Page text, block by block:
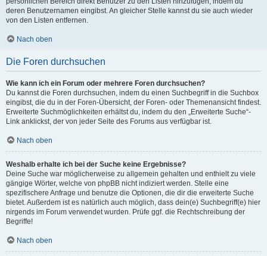
deren Benutzernamen eingibst. An gleicher Stelle kannst du sie auch wieder
von den Listen entfernen.
Nach oben
Die Foren durchsuchen
Wie kann ich ein Forum oder mehrere Foren durchsuchen?
Du kannst die Foren durchsuchen, indem du einen Suchbegriff in die Suchbox
eingibst, die du in der Foren-Übersicht, der Foren- oder Themenansicht findest.
Erweiterte Suchmöglichkeiten erhältst du, indem du den „Erweiterte Suche“-
Link anklickst, der von jeder Seite des Forums aus verfügbar ist.
Nach oben
Weshalb erhalte ich bei der Suche keine Ergebnisse?
Deine Suche war möglicherweise zu allgemein gehalten und enthielt zu viele
gängige Wörter, welche von phpBB nicht indiziert werden. Stelle eine
spezifischere Anfrage und benutze die Optionen, die dir die erweiterte Suche
bietet. Außerdem ist es natürlich auch möglich, dass dein(e) Suchbegriff(e) hier
nirgends im Forum verwendet wurden. Prüfe ggf. die Rechtschreibung der
Begriffe!
Nach oben